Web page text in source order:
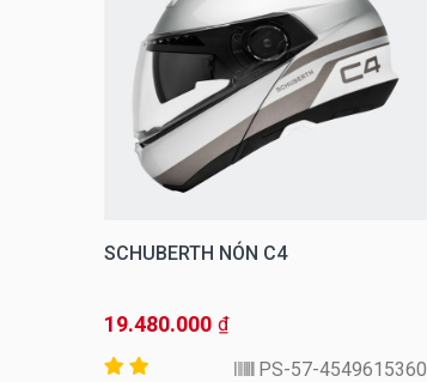
SCHUBERTH NÓN C4
19.480.000 ₫
4549615360-PS-57